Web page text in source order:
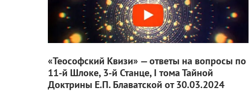
«Теософский Квизи» — ответы на вопросы по
11-й Шлоке, 3-й Станце, I тома Тайной
Доктрины Е.П. Блаватской от 30.03.2024